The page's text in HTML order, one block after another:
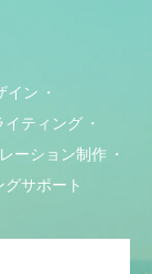
イン
イティング
ーション制作
グサポート